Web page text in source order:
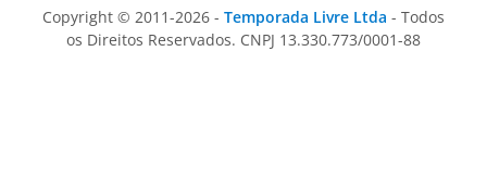
Copyright © 2011-2026 - Temporada Livre Ltda - Todos
os Direitos Reservados. CNPJ 13.330.773/0001-88